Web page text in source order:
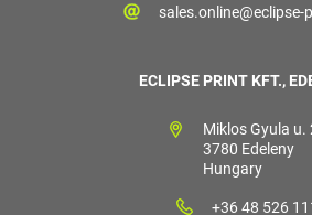
sales.online@eclipse-
ECLIPSE PRINT KFT.,
Miklos Gyula u.
3780 Edeleny
Hungary
+36 48 526